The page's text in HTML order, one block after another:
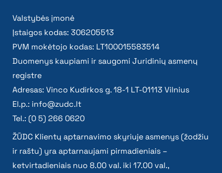
Valstybės įmonė
Įstaigos kodas: 306205513
PVM mokėtojo kodas: LT100015583514
Duomenys kaupiami ir saugomi Juridinių asmenų
registre
Adresas: Vinco Kudirkos g. 18-1 LT-01113 Vilnius
El.p.: info@zudc.lt
Tel.: (0 5) 266 0620
ŽŪDC Klientų aptarnavimo skyriuje asmenys (žodžiu
ir raštu) yra aptarnaujami pirmadieniais –
ketvirtadieniais nuo 8.00 val. iki 17.00 val.,